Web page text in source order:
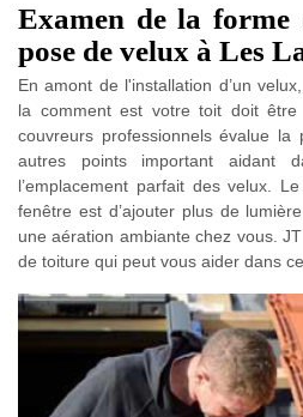
Examen de la
pose de velux à Les
En amont de l'installation d’un
la comment est votre toit doit
couvreurs professionnels évalue la
autres points important aidant
l’emplacement parfait des velux.
fenêtre est d’ajouter plus de
une aération ambiante chez vous.
de toiture qui peut vous aider dans